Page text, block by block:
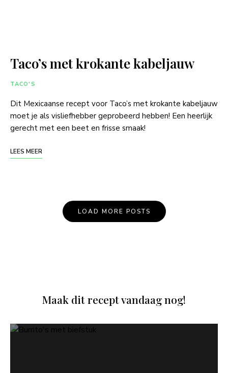
Taco’s met krokante kabeljauw
TACO'S
Dit Mexicaanse recept voor Taco’s met krokante kabeljauw
moet je als visliefhebber geprobeerd hebben! Een heerlijk
gerecht met een beet en frisse smaak!
LEES MEER
Navigation
LOAD MORE POSTS
Maak dit recept vandaag nog!